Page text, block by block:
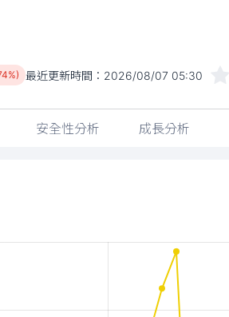
最近更新時間： 2026/08/07 05:30
安全性分析 成長分析